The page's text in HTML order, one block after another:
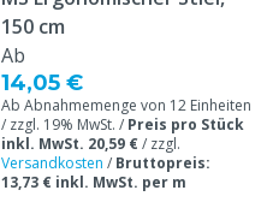
150 cm
Ab
14,05 €
Ab Abnahmemenge von 12 Einheiten
/ zzgl. 19% MwSt. / Preis pro Stück
inkl. MwSt. 20,59 €/ zzgl.
Versandkosten / Bruttopreis:
13,73 € inkl. MwSt. per m